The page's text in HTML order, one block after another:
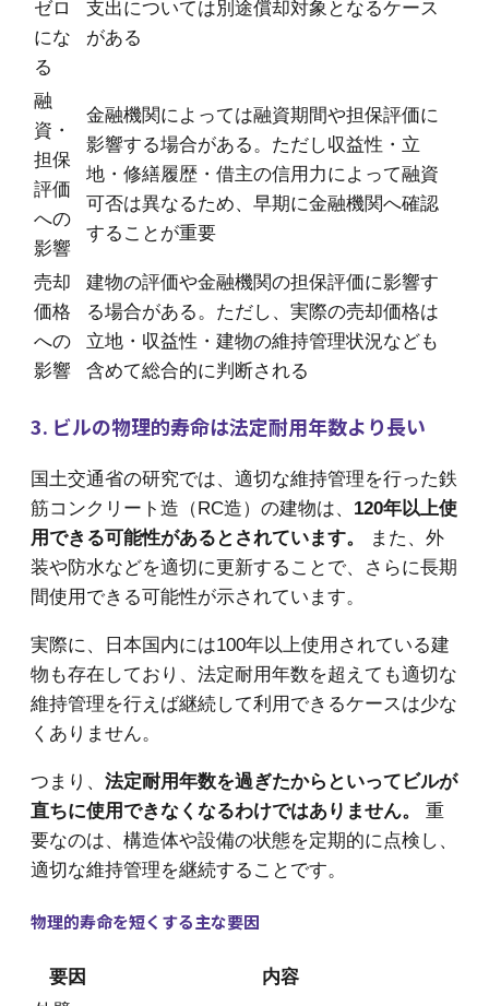
ゼロ
にな
る
支出については別途償却対象となるケース
がある
融
資・
担保
評価
への
影響
金融機関によっては融資期間や担保評価に
影響する場合がある。ただし収益性・立
地・修繕履歴・借主の信用力によって融資
可否は異なるため、早期に金融機関へ確認
することが重要
売却
価格
への
影響
建物の評価や金融機関の担保評価に影響す
る場合がある。ただし、実際の売却価格は
立地・収益性・建物の維持管理状況なども
含めて総合的に判断される
3. ビルの物理的寿命は法定耐用年数より長い
国土交通省の研究では、適切な維持管理を行った鉄
筋コンクリート造（RC造）の建物は、 120年以上使
用できる可能性があるとされています。
また、外
装や防水などを適切に更新することで、さらに長期
間使用できる可能性が示されています。
実際に、日本国内には100年以上使用されている建
物も存在しており、法定耐用年数を超えても適切な
維持管理を行えば継続して利用できるケースは少な
くありません。
つまり、 法定耐用年数を過ぎたからといってビルが
直ちに使用できなくなるわけではありません。
重
要なのは、構造体や設備の状態を定期的に点検し、
適切な維持管理を継続することです。
物理的寿命を短くする主な要因
要因
内容